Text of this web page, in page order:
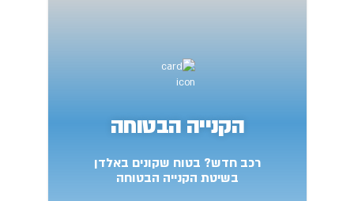
הקנייה הבטוחה
רכב חדש? בטוח שקונים באלדן
בשיטת הקנייה הבטוחה